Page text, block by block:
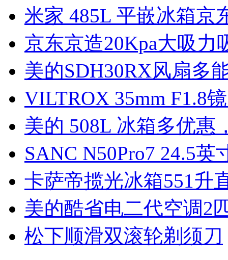
米家 485L 平嵌冰箱京
京东京造20Kpa大吸力
美的SDH30RX风扇多
VILTROX 35mm F1.8
美的 508L 冰箱多优惠
SANC N50Pro7 24.5英
卡萨帝揽光冰箱551升
美的酷省电二代空调2
松下顺滑双滚轮剃须刀